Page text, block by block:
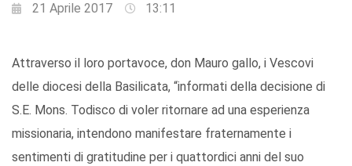
21 Aprile 2017 13:11
Attraverso il loro portavoce, don Mauro gallo, i Vescovi
delle diocesi della Basilicata, “informati della decisione di
S.E. Mons. Todisco di voler ritornare ad una esperienza
missionaria, intendono manifestare fraternamente i
sentimenti di gratitudine per i quattordici anni del suo